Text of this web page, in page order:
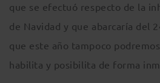
que se efectuó respecto de la
de Navidad y que abarcaría del
que este año tampoco
habilita y posibilita de forma